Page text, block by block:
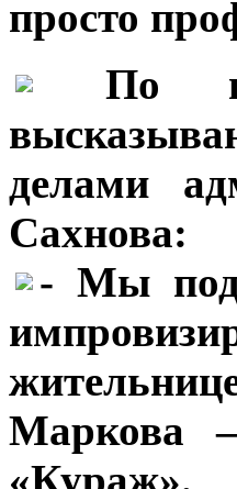
просто
По
делами
Сахнова:
- Мы
Маркова